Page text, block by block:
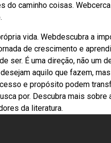
do caminho coisas.
vida. Webdescubra a
de crescimento e
ser. É uma direção, não um
aquilo que fazem,
e propósito podem
por. Descubra mais
da literatura.